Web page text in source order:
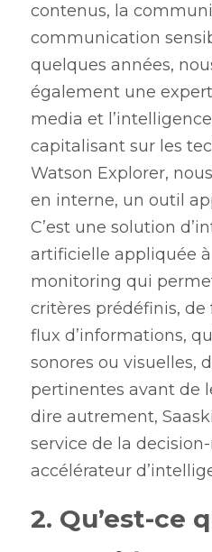
contenus, la
communication
quelques années,
également une
media et
capitalisant sur les
Watson Explorer,
en interne, un outil
C’est une solution
artificielle appliquée à
monitoring qui
critères prédéfinis, de
flux d’informations,
sonores ou visuelles,
pertinentes avant de
dire autrement,
service de la
accélérateur
2. Qu’est-ce